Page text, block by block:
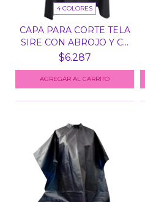
4 COLORES
CAPA PARA CORTE TELA
SIRE CON ABROJO Y C...
$6.287
AGREGAR AL CARRITO